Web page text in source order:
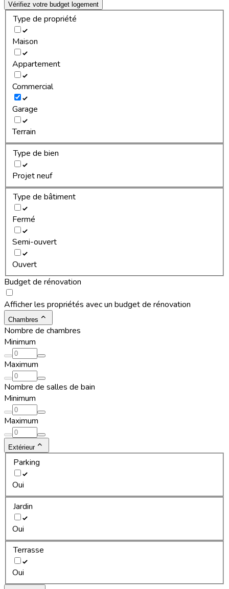
Vérifiez votre budget logement
Type de propriété
Maison
Appartement
Commercial
Garage
Terrain
Type de bien
Projet neuf
Type de bâtiment
Fermé
Semi-ouvert
Ouvert
Budget de rénovation
Afficher les propriétés avec un budget de rénovation
Chambres
Nombre de chambres
Minimum
Maximum
Nombre de salles de bain
Minimum
Maximum
Extérieur
Parking
Oui
Jardin
Oui
Terrasse
Oui